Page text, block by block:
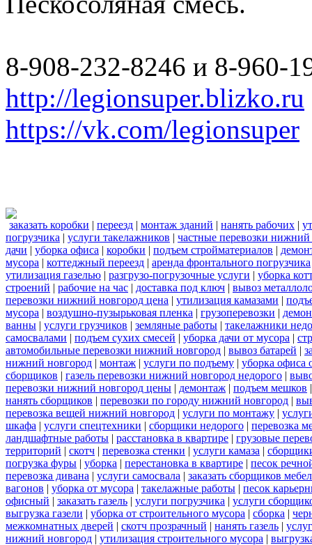
8-908-232-8246 и 8-960-
http://legionsuper.blizko.ru
https://vk.com/legionsuper
заказать коробки | переезд | монтаж зданий | нанять рабочих |
погрузчика | услуги такелажников | частные перевозки нижний
дачи | уборка офиса | коробки | подъем стройматериалов |
мусора | коттеджный переезд | аренда фронтального погрузчика
утилизация газелью | разгрузо-погрузочные услуги | уборка
строений | рабочие на час | доставка под ключ | вывоз
перевозки нижний новгород цена | утилизация камазами |
мусора | воздушно-пузырьковая пленка | грузоперевозки |
ванны | услуги грузчиков | земляные работы | такелажники
самосвалами | подъем сухих смесей | уборка дачи от мусора |
автомобильные перевозки нижний новгород | вывоз батарей |
нижний новгород | монтаж | услуги по подъему | уборка офиса
сборщиков | газель перевозки нижний новгород недорого |
перевозки нижний новгород цены | демонтаж | подъем мешков
нанять сборщиков | перевозки по городу нижний новгород |
перевозка вещей нижний новгород | услуги по монтажу |
шкафа | услуги спецтехники | сборщики недорого | перевозка
ландшафтные работы | расстановка в квартире | грузовые
территорий | скотч | перевозка стенки | услуги камаза |
погрузка фуры | уборка | перестановка в квартире | песок
перевозка дивана | услуги самосвала | заказать сборщиков
вагонов | уборка от мусора | такелажные работы | песок
офисный | заказать газель | услуги погрузчика | услуги
выгрузка газели | уборка от строительного мусора | сборка |
межкомнатных дверей | скотч прозрачный | нанять газель |
нижний новгород | утилизация строительного мусора |